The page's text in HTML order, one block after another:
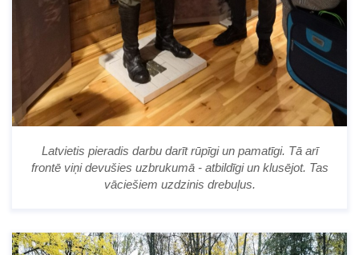
Latvietis pieradis darbu darīt rūpīgi un pamatīgi. Tā arī
frontē viņi devušies uzbrukumā - atbildīgi un klusējot. Tas
vāciešiem uzdzinis drebuļus.